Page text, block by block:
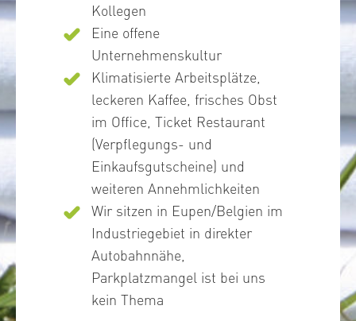
Kollegen
Eine offene
Unternehmenskultur
Klimatisierte Arbeitsplätze,
leckeren Kaffee, frisches Obst
im Office, Ticket Restaurant
(Verpflegungs- und
Einkaufsgutscheine) und
weiteren Annehmlichkeiten
Wir sitzen in Eupen/Belgien im
Industriegebiet in direkter
Autobahnnähe,
Parkplatzmangel ist bei uns
kein Thema